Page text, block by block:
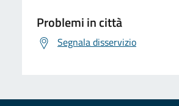
Problemi in città
Segnala disservizio